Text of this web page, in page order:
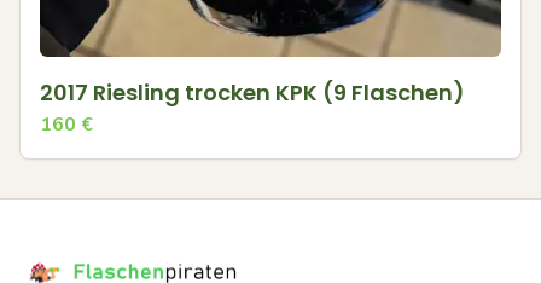
2017 Riesling trocken KPK (9 Flaschen)
160 €